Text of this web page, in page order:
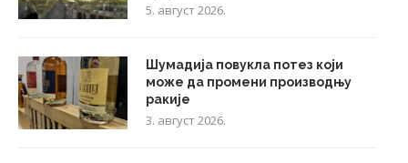
5. август 2026.
Шумадија повукла потез који
може да промени производњу
ракије
3. август 2026.